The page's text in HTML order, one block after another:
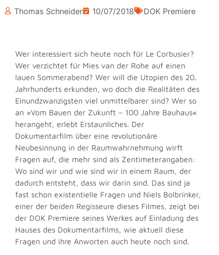
Thomas Schneider 10/07/2018 DOK Premiere
Wer interessiert sich heute noch für Le Corbusier?
Wer verzichtet für Mies van der Rohe auf einen
lauen Sommerabend? Wer will die Utopien des 20.
Jahrhunderts erkunden, wo doch die Realitäten des
Einundzwanzigsten viel unmittelbarer sind? Wer so
an »Vom Bauen der Zukunft – 100 Jahre Bauhaus«
herangeht, erlebt Erstaunliches. Der
Dokumentarfilm über eine revolutionäre
Neubesinnung in der Raumwahrnehmung wirft
Fragen auf, die mehr sind als Zentimeterangaben:
Wo sind wir und wie sind wir in einem Raum, der
dadurch entsteht, dass wir darin sind. Das sind ja
fast schon existentielle Fragen und Niels Bolbrinker,
einer der beiden Regisseure dieses Filmes, zeigt bei
der DOK Premiere seines Werkes auf Einladung des
Hauses des Dokumentarfilms, wie aktuell diese
Fragen und ihre Anworten auch heute noch sind.